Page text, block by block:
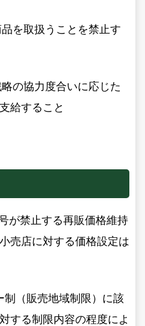
を取扱うことを禁止す
の協力度合いに応じた
給すること
が禁止する再販価格維持
売店に対する価格設定は
制（販売地域制限）に該
する制限内容の程度によ